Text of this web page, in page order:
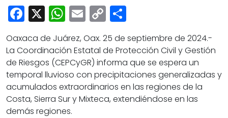
Deportes
OpiniónFacebook
X WhatsApp
Email
Copy
Link
Oaxaca de Juárez, Oax. 25 de septiembre de 2024.-
La Coordinación Estatal de Protección Civil y Gestión
de Riesgos (CEPCyGR) informa que se espera un
temporal lluvioso con precipitaciones generalizadas y
acumulados extraordinarios en las regiones de la
Costa, Sierra Sur y Mixteca, extendiéndose en las
demás regiones.